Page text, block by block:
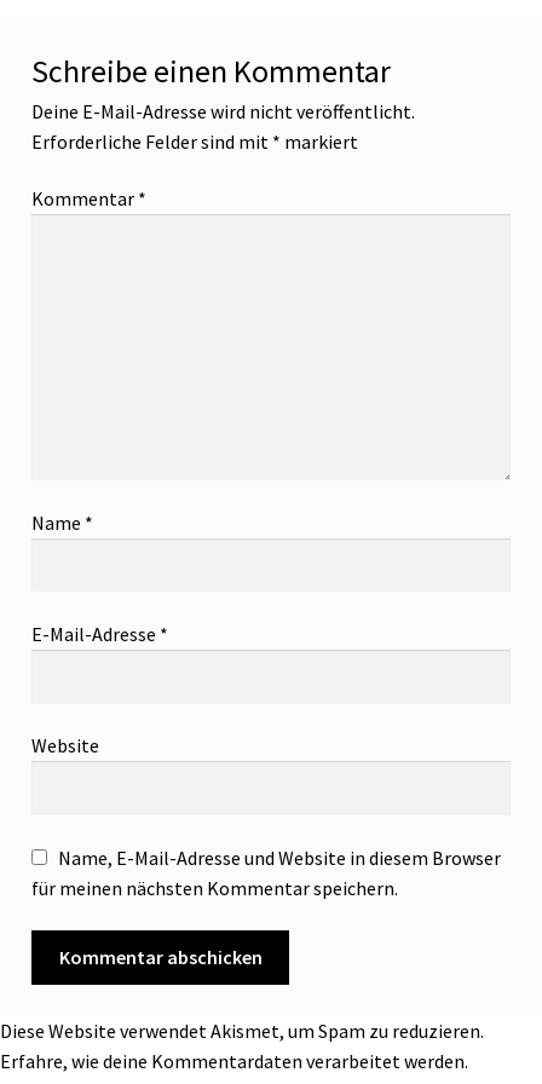
Schreibe einen Kommentar
Deine E-Mail-Adresse wird nicht veröffentlicht.
Erforderliche Felder sind mit * markiert
Kommentar *
Name *
E-Mail-Adresse *
Website
Name, E-Mail-Adresse und Website in diesem Browser
für meinen nächsten Kommentar speichern.
Diese Website verwendet Akismet, um Spam zu reduzieren.
Erfahre, wie deine Kommentardaten verarbeitet werden.